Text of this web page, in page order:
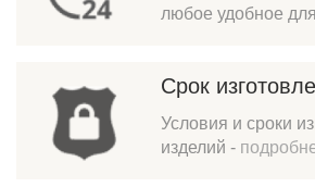
любое удобное
Срок
Условия и сроки
изделий -